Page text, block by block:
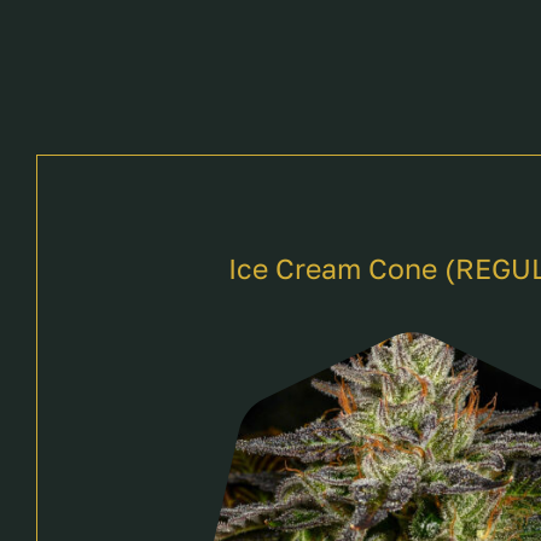
Ice Cream Cone